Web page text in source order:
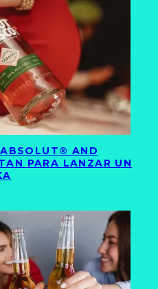
AND
PARA LANZAR UN